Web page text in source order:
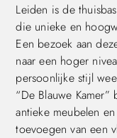
Leiden is de
die unieke en
Een bezoek aan
naar een hoger
persoonlijke stijl
“De Blauwe
antieke meubelen
toevoegen van een